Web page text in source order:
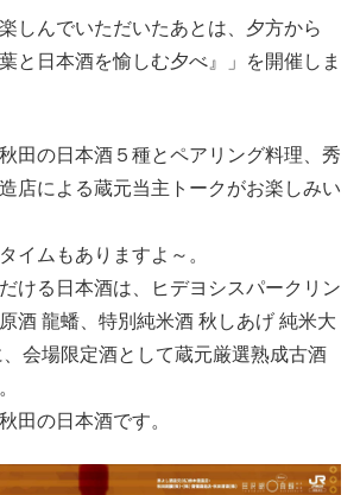
しんでいただいたあとは、夕方から
と日本酒を愉しむ夕べ』」を開催しま
田の日本酒５種とペアリング料理、秀
店による蔵元当主トークがお楽しみい
イムもありますよ～。
ける日本酒は、ヒデヨシスパークリン
酒 龍蟠、特別純米酒 秋しあげ 純米大
会場限定酒として蔵元厳選熟成古酒
田の日本酒です。